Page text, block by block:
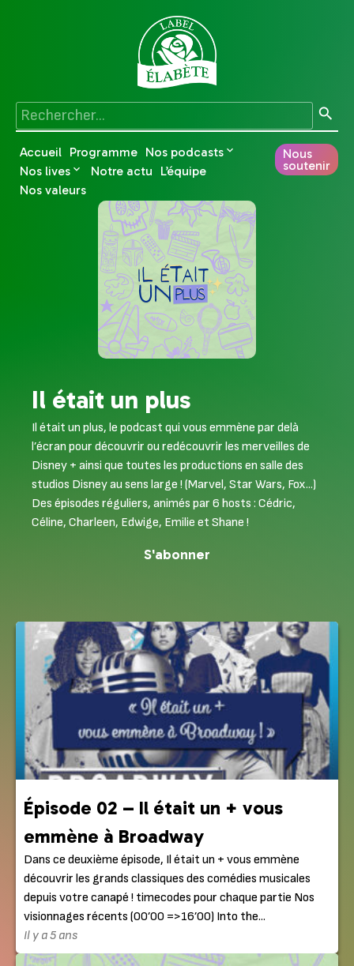
Accueil Programme Nos podcasts
Nos lives
Notre actu
L’équipe
Nos valeurs
Nous
soutenir
Il était un plus
Il était un plus, le podcast qui vous emmène par delà
l’écran pour découvrir ou redécouvrir les merveilles de
Disney + ainsi que toutes les productions en salle des
studios Disney au sens large ! (Marvel, Star Wars, Fox...)
Des épisodes réguliers, animés par 6 hosts : Cédric,
Céline, Charleen, Edwige, Emilie et Shane !
S'abonner
Épisode 02 – Il était un + vous
emmène à Broadway
Dans ce deuxième épisode, Il était un + vous emmène
découvrir les grands classiques des comédies musicales
depuis votre canapé ! timecodes pour chaque partie Nos
visionnages récents (00’00 =>16’00) Into the...
Il y a 5 ans